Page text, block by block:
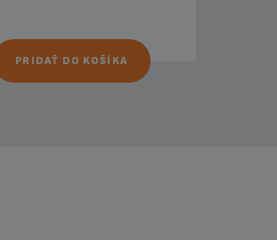
PRIDAŤ DO KOŠÍKA